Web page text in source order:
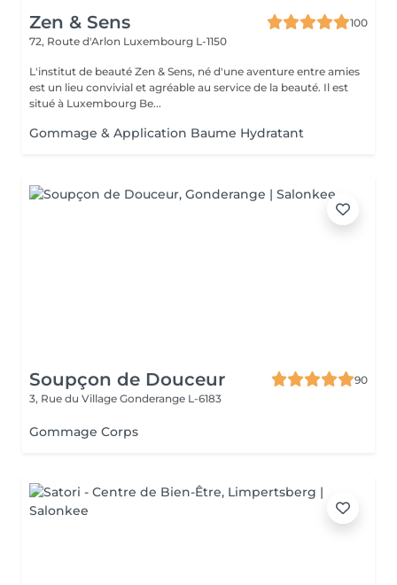
Zen & Sens
100
72, Route d'Arlon Luxembourg L-1150
L'institut de beauté Zen & Sens, né d'une aventure entre amies
est un lieu convivial et agréable au service de la beauté. Il est
situé à Luxembourg Be...
Gommage & Application Baume Hydratant
Soupçon de Douceur
90
3, Rue du Village Gonderange L-6183
Gommage Corps